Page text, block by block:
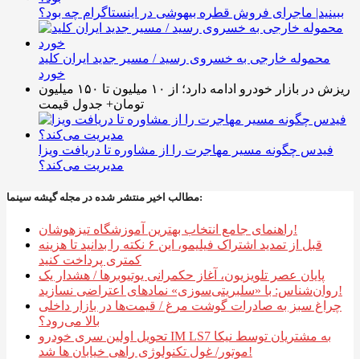
ببینید| ماجرای فروش قطره بیهوشی در اینستاگرام چه بود؟
محموله خارجی به خسروی رسید / مسیر جدید ایران کلید
خورد
ریزش در بازار خودرو ادامه دارد؛ از ۱۰ میلیون تا ۱۵۰ میلیون
تومان+ جدول قیمت
فیدس چگونه مسیر مهاجرت را از مشاوره تا دریافت ویزا
مدیریت می‌کند؟
مطالب اخیر منتشر شده در مجله گیشه سینما:
راهنمای جامع انتخاب بهترین آموزشگاه تیزهوشان!
قبل از تمدید اشتراک فیلیمو، این ۶ نکته را بدانید تا هزینه
کمتری پرداخت کنید
پایان عصر تلویزیون، آغاز حکمرانی یوتیوبرها / هشدار یک
روان‌شناس: با «سلبریتی‌سوزی» نمادهای اعتراضی نسازید!
چراغ سبز به صادرات گوشت مرغ / قیمت‌ها در بازار داخلی
بالا می‌رود؟
تحویل اولین سری خودرو IM LS7 به مشتریان توسط نیکا
موتور/ غول تکنولوژی راهی خیابان ها شد!